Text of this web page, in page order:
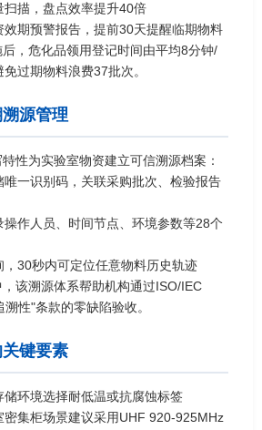
描，盘点效率提升40倍
期预警报告，提前30天提醒临期物料
，危化品领用登记时间由平均8分钟/
过期物料浪费37批次。
源管理
性为实验室物资建立可信溯源档案：
一识别码，关联采购批次、检验报告
作人员、时间节点、环境参数等28个
30秒内可定位任意物料历史轨迹
该溯源体系帮助机构通过ISO/IEC
性"条款的零缺陷验收。
键要素
环境选择耐低温或抗腐蚀标签
密集柜场景建议采用UHF 920-925MHz